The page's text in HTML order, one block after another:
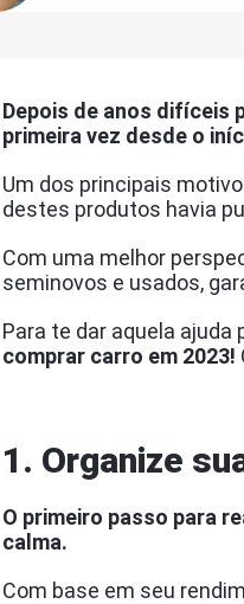
Depois de anos difíceis
primeira vez desde o
Um dos principais
destes produtos havia
Com uma melhor
seminovos e usados,
Para te dar aquela
comprar carro em 2023!
1. Organize
O primeiro passo para
calma.
Com base em seu